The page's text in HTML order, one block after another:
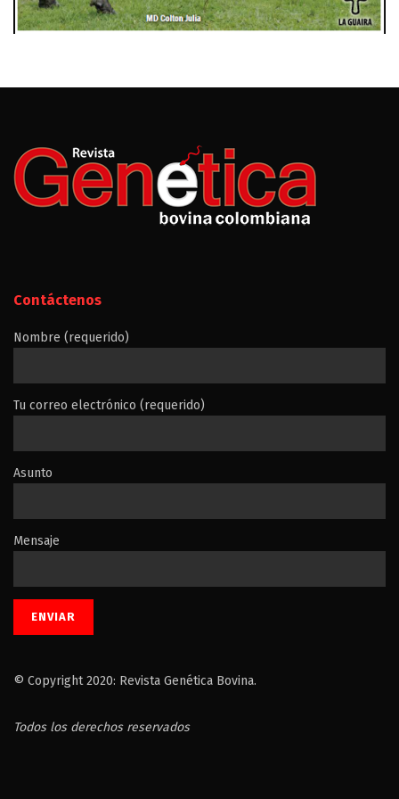
Contáctenos
Nombre (requerido)
Tu correo electrónico (requerido)
Asunto
Mensaje
© Copyright 2020: Revista Genética Bovina.
Todos los derechos reservados